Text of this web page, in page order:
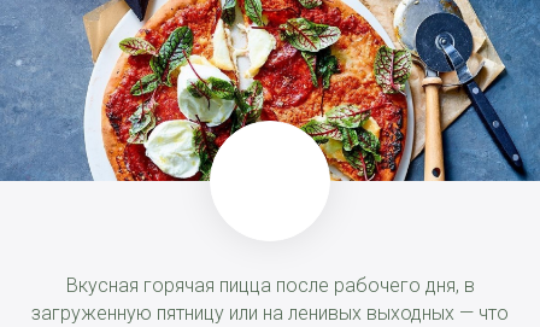
Вкусная горячая пицца после рабочего дня, в
загруженную пятницу или на ленивых выходных — что